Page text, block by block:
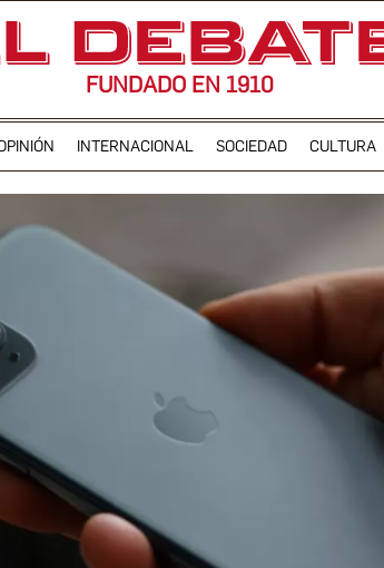
FUNDADO EN 1910
INTERNACIONAL SOCIEDAD CULTURA